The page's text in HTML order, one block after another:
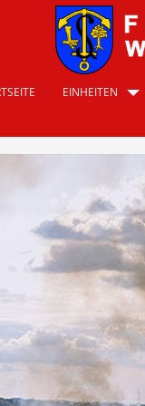
EINHEITEN